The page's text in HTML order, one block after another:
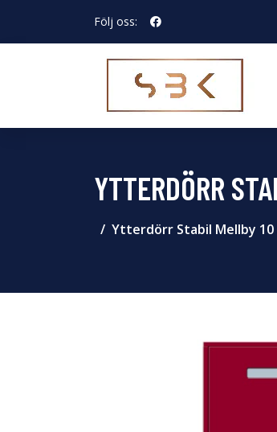
Följ oss:
YTTERDÖRR
Ytterdörr Stabil Mellby 10